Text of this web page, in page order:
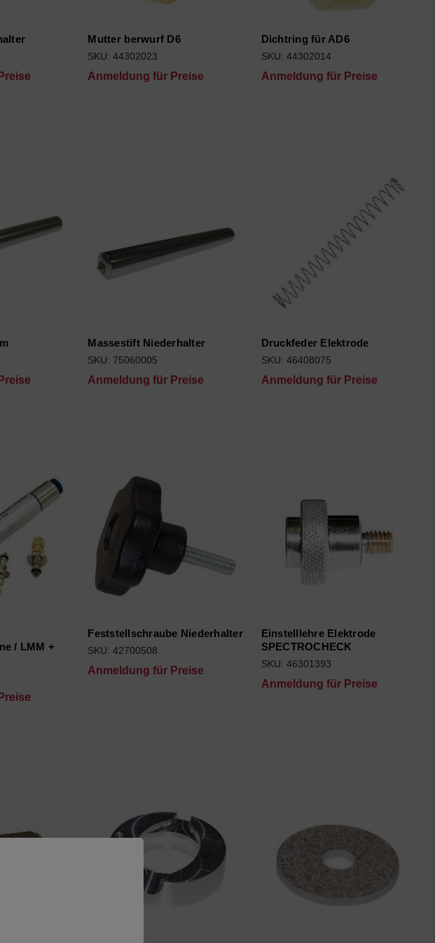
Mutter berwurf D6
SKU: 44302023
Anmeldung für Preise
Dichtring für AD6
SKU: 44302014
Anmeldung für Preise
Massestift Niederhalter
SKU: 75060005
Anmeldung für Preise
Druckfeder Elektrode
SKU: 46408075
Anmeldung für Preise
/ LMM +
Feststellschraube Niederhalter
SKU: 42700508
Anmeldung für Preise
Einstelllehre Elektrode
SPECTROCHECK
SKU: 46301393
Anmeldung für Preise